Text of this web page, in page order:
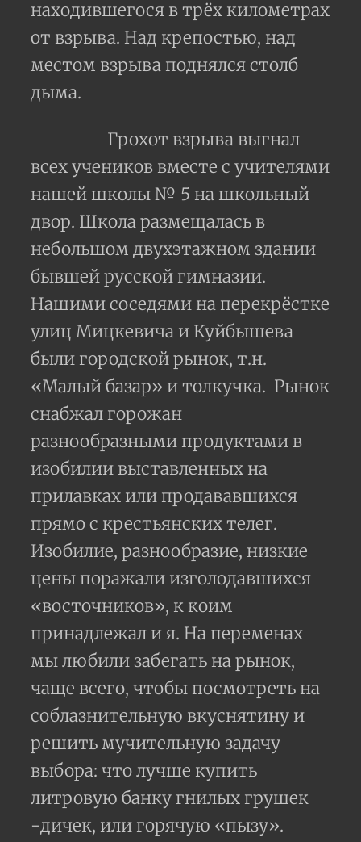
находившегося в трёх километрах
от взрыва. Над крепостью, над
местом взрыва поднялся столб
дыма.
Грохот взрыва выгнал
всех учеников вместе с учителями
нашей школы № 5 на школьный
двор. Школа размещалась в
небольшом двухэтажном здании
бывшей русской гимназии.
Нашими соседями на перекрёстке
улиц Мицкевича и Куйбышева
были городской рынок, т.н.
«Малый базар» и толкучка. Рынок
снабжал горожан
разнообразными продуктами в
изобилии выставленных на
прилавках или продававшихся
прямо с крестьянских телег.
Изобилие, разнообразие, низкие
цены поражали изголодавшихся
«восточников», к коим
принадлежал и я. На переменах
мы любили забегать на рынок,
чаще всего, чтобы посмотреть на
соблазнительную вкуснятину и
решить мучительную задачу
выбора: что лучше купить
литровую банку гнилых грушек
-дичек, или горячую «пызу».